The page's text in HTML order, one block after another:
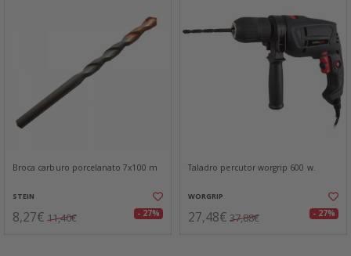
Broca carburo porcelanato 7x100 m
STEIN
8,27€ 11,40€ - 27%
Taladro percutor worgrip 600 w.
WORGRIP
27,48€ 37,88€ - 27%